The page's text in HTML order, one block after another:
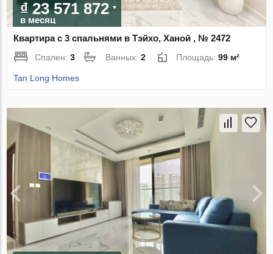
₫ 23 571 872
в месяц
Квартира с 3 спальнями в Тэйхо, Ханой , № 2472
Спален:3 Ванных:2 Площадь:99 м²
Tan Long Homes